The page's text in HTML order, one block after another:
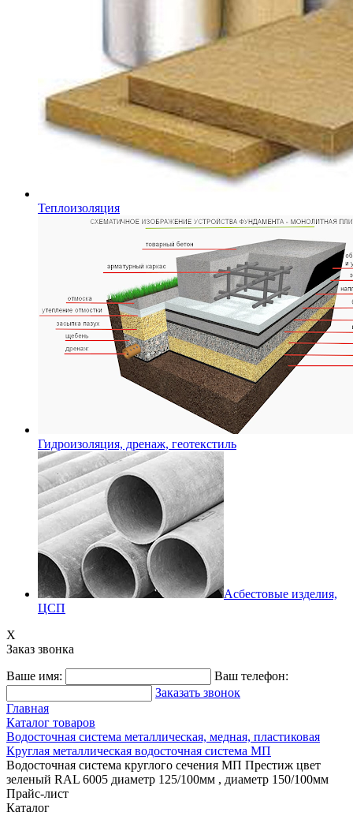
Теплоизоляция
Гидроизоляция, дренаж, геотекстиль
Асбестовые изделия,
ЦСП
X
Заказ звонка
Ваше имя:
Ваш телефон:
Заказать звонок
Главная
Каталог товаров
Водосточная система металлическая, медная, пластиковая
Круглая металлическая водосточная система МП
Водосточная система круглого сечения МП Престиж цвет
зеленый RAL 6005 диаметр 125/100мм , диаметр 150/100мм
Прайс-лист
Каталог